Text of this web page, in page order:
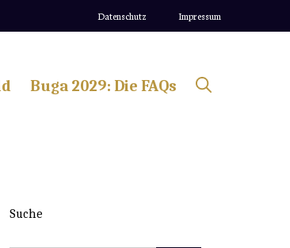
Datenschutz Impressum
Buga 2029: Die FAQs
Suche